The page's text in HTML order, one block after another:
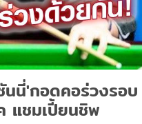
นี่'กอดคอร่วงรอบ
แชมเปี้ยนชิพ